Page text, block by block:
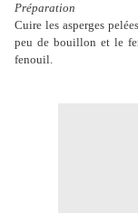
Préparation
Cuire les asperges
peu de bouillon et le
fenouil.